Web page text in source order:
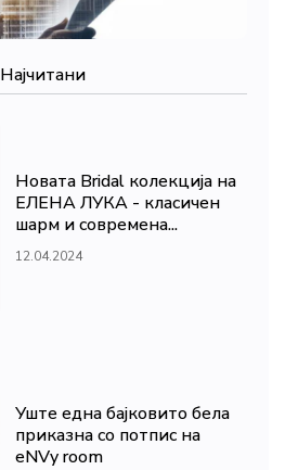
Најчитани
Новата Bridal колекција на
ЕЛЕНА ЛУКА - класичен
шарм и современа...
12.04.2024
Уште една бајковито бела
приказна со потпис на
eNVy room